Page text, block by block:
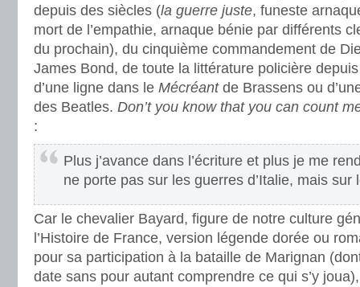
depuis des siècles (la guerre juste, funeste
mort de l’empathie, arnaque bénie par différents
du prochain), du cinquième commandement de
James Bond, de toute la littérature policière
d’une ligne dans le Mécréantde Brassens ou
des Beatles. Don’t you know that you can count
:
Plus j’avance dans l’écriture et plus je me
ne porte pas sur les guerres d’Italie, mais sur
Car le chevalier Bayard, figure de notre culture
l’Histoire de France, version légende dorée ou
pour sa participation à la bataille de Marignan
date sans pour autant comprendre ce qui s’y